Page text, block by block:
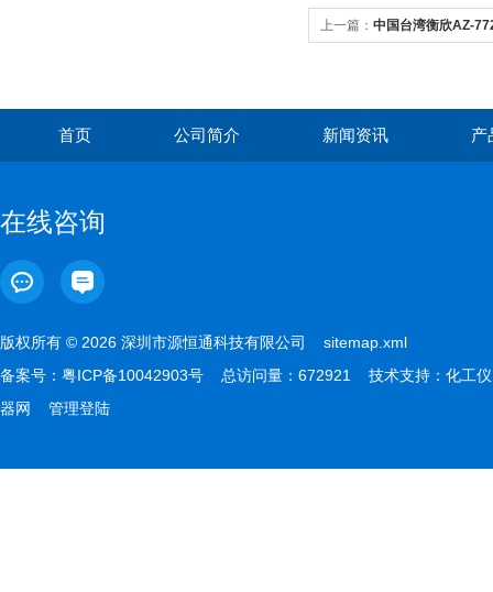
上一篇： 中国台湾衡欣AZ-
首页 公司简介 新闻资讯 产
在线咨询
版权所有 © 2026 深圳市源恒通科技有限公司 sitemap.xml
备案号： 粤ICP备10042903号 总访问量：672921 技术支持： 化工仪
器网
管理登陆